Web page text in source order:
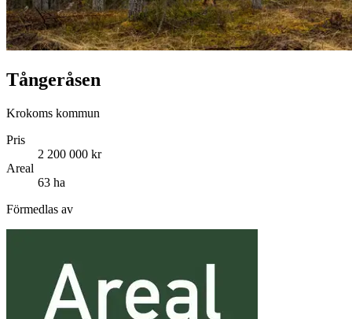
Tångeråsen
Krokoms kommun
Pris
2 200 000 kr
Areal
63 ha
Förmedlas av